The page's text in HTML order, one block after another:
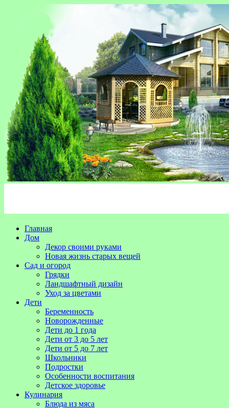
Главная
Дом
Декор своими руками
Новая жизнь старых вещей
Сад и огород
Грядки
Ландшафтный дизайн
Уход за цветами
Дети
Беременность
Новорожденные
Дети до 1 года
Дети от 3 до 5 лет
Дети от 5 до 7 лет
Школьники
Подростки
Особенности воспитания
Детское здоровье
Кулинария
Блюда из мяса